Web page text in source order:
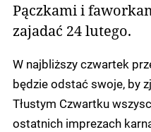
Pączkami i
zajadać 24 lutego.
W najbliższy czwartek
będzie odstać swoje, by
Tłustym Czwartku
ostatnich imprezach